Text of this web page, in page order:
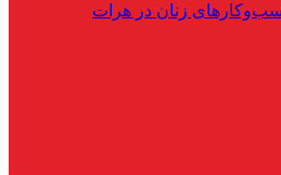
زنان در هرات